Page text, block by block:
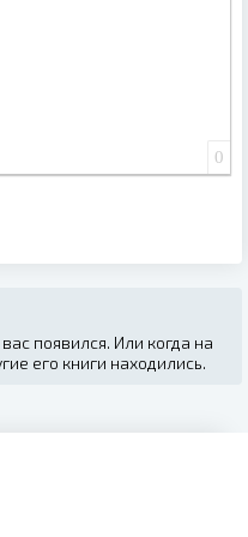
0
появился. Или когда на
его книги находились.